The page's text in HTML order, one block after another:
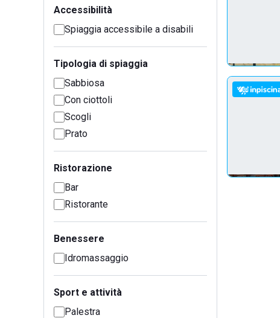
Accessibilità
Spiaggia accessibile a disabili
Tipologia di spiaggia
Sabbiosa
Con ciottoli
Scogli
Prato
Ristorazione
Bar
Ristorante
Benessere
Idromassaggio
Sport e attività
Palestra